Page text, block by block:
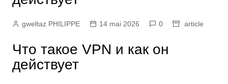
gweltaz PHILIPPE 14 mai 2026 0 article
Что такое VPN и как он
действует